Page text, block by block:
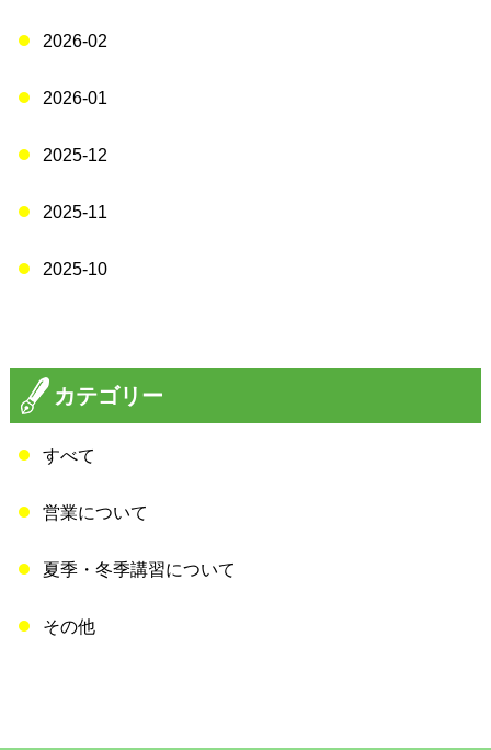
2026-02
2026-01
2025-12
2025-11
2025-10
カテゴリー
すべて
営業について
夏季・冬季講習について
その他